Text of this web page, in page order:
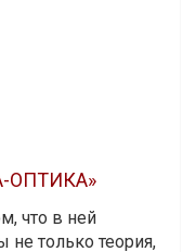
ОПТИКА»
что в ней
не только теория,